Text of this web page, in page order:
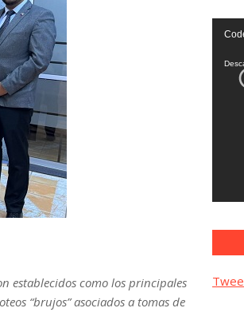
establecidos como los principales
“brujos” asociados a tomas de
vídeo